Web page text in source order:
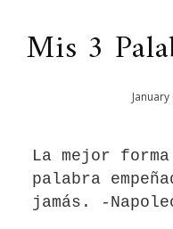
Mis 3
January
La mejor
palabra
jamás. -